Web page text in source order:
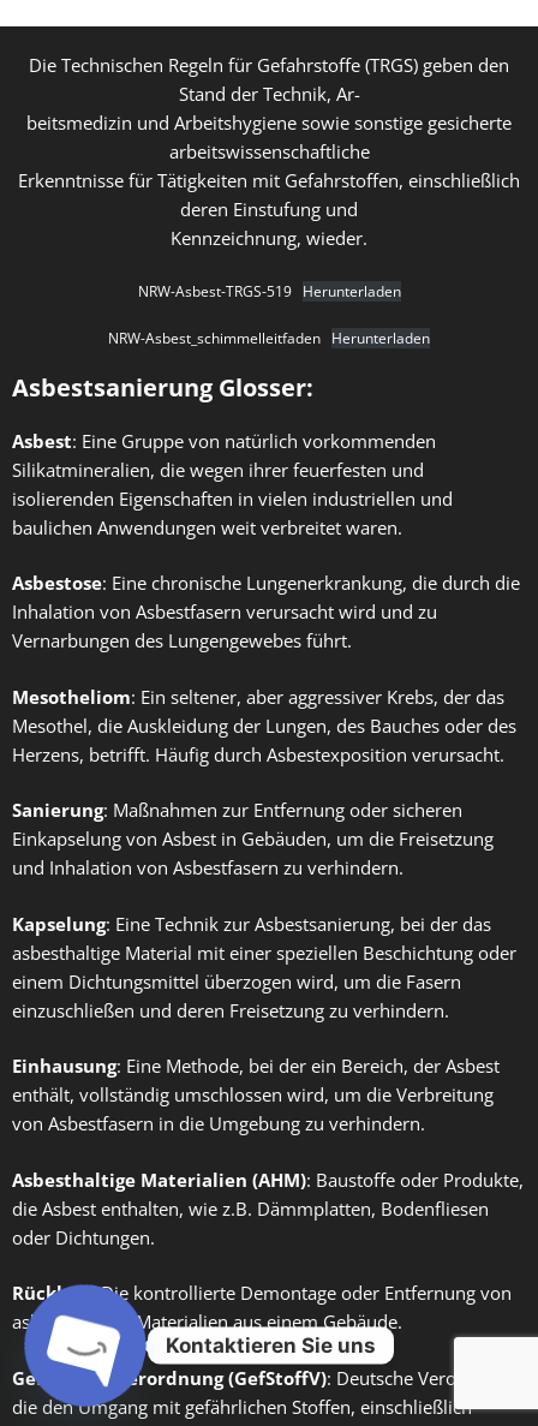
Die Technischen Regeln für Gefahrstoffe (TRGS) geben den
Stand der Technik, Ar-
beitsmedizin und Arbeitshygiene sowie sonstige gesicherte
arbeitswissenschaftliche
Erkenntnisse für Tätigkeiten mit Gefahrstoffen, einschließlich
deren Einstufung und
Kennzeichnung, wieder.
NRW-Asbest-TRGS-519 Herunterladen
NRW-Asbest_schimmelleitfaden Herunterladen
Asbestsanierung Glosser:
Asbest: Eine Gruppe von natürlich vorkommenden
Silikatmineralien, die wegen ihrer feuerfesten und
isolierenden Eigenschaften in vielen industriellen und
baulichen Anwendungen weit verbreitet waren.
Asbestose: Eine chronische Lungenerkrankung, die durch die
Inhalation von Asbestfasern verursacht wird und zu
Vernarbungen des Lungengewebes führt.
Mesotheliom: Ein seltener, aber aggressiver Krebs, der das
Mesothel, die Auskleidung der Lungen, des Bauches oder des
Herzens, betrifft. Häufig durch Asbestexposition verursacht.
Sanierung: Maßnahmen zur Entfernung oder sicheren
Einkapselung von Asbest in Gebäuden, um die Freisetzung
und Inhalation von Asbestfasern zu verhindern.
Kapselung: Eine Technik zur Asbestsanierung, bei der das
asbesthaltige Material mit einer speziellen Beschichtung oder
einem Dichtungsmittel überzogen wird, um die Fasern
einzuschließen und deren Freisetzung zu verhindern.
Einhausung: Eine Methode, bei der ein Bereich, der Asbest
enthält, vollständig umschlossen wird, um die Verbreitung
von Asbestfasern in die Umgebung zu verhindern.
Asbesthaltige Materialien (AHM): Baustoffe oder Produkte,
die Asbest enthalten, wie z.B. Dämmplatten, Bodenfliesen
oder Dichtungen.
Rückbau: Die kontrollierte Demontage oder Entfernung von
asbesthaltigen Materialien aus einem Gebäude.
Gefahrstoffverordnung (GefStoffV): Deutsche Verordnung,
die den Umgang mit gefährlichen Stoffen, einschließlich
Kontaktieren Sie uns
Open